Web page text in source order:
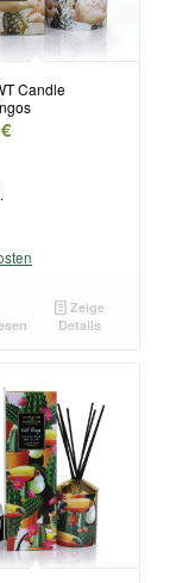
Candle
€
Zeige
Details